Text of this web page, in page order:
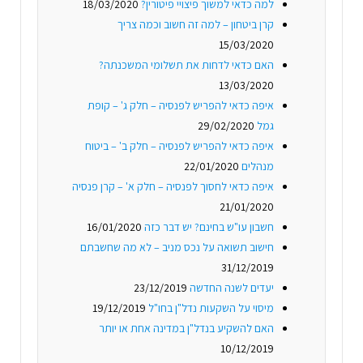
למה כדאי למשוך פיצויי פיטורין? 18/03/2020
קרן ביטחון – למה זה חשוב וכמה צריך
15/03/2020
האם כדאי לדחות את תשלומי המשכנתה?
13/03/2020
איפה כדאי להפריש לפנסיה – חלק ג' – קופת
גמל 29/02/2020
איפה כדאי להפריש לפנסיה – חלק ב' – ביטוח
מנהלים 22/01/2020
איפה כדאי לחסוך לפנסיה – חלק א' – קרן פנסיה
21/01/2020
חשבון עו"ש בחינם? יש דבר כזה 16/01/2020
חישוב תשואה על נכס מניב – לא מה שחשבתם
31/12/2019
יעדים לשנה החדשה 23/12/2019
מיסוי על השקעות נדל"ן בחו"ל 19/12/2019
האם להשקיע בנדל"ן במדינה אחת או יותר
10/12/2019